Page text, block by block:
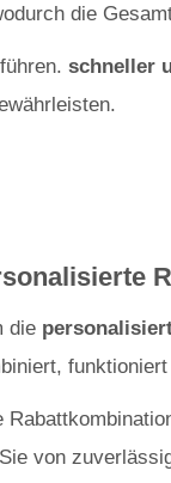
die
schneller
die
von